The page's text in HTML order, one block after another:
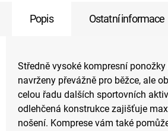
Popis Ostatní informace
Středně vysoké kompresní ponožky
navrženy převážně pro běžce, ale
celou řadu dalších sportovních
odlehčená konstrukce zajišťuje
nošení. Komprese vám také